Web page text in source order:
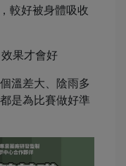
較好被身體吸收
果才會好
溫差大、陰雨多
是為比賽做好準